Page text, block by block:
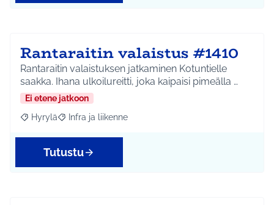
Rantaraitin valaistus #1410
Rantaraitin valaistuksen jatkaminen Kotuntielle
saakka. Ihana ulkoilureitti, joka kaipaisi pimeälla …
Ei etene jatkoon
Rajaa tulokset aihepiirin mukaan: Hyrylä
Hyrylä Rajaa tulokset teeman mukaan: Infra ja liikenne
Infra ja liikenne
Tutustu